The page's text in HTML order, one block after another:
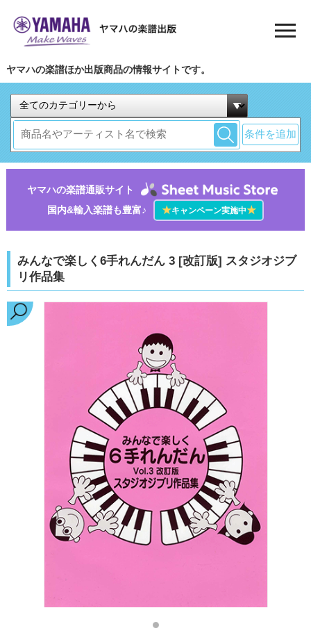
ヤマハの楽譜ほか出版商品の情報サイトです。
条件を追加
ヤマハの楽譜通販サイト
国内&輸入楽譜も豊富♪
★キャンペーン実施中★
みんなで楽しく6手れんだん 3 [改訂版] スタジオジブ
リ作品集